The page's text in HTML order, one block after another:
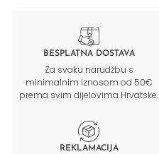
BESPLATNA DOSTAVA
Za svaku narudžbu s
minimalnim iznosom od 50€
prema svim dijelovima Hrvatske.
REKLAMACIJA